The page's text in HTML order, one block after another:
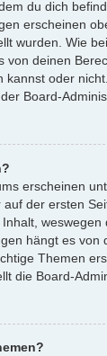
du dich
erscheinen
wurden. Wie
von deinen
kannst oder
Board-
erscheinen
der ersten
weswegen
hängt es von
Themen
die Board-